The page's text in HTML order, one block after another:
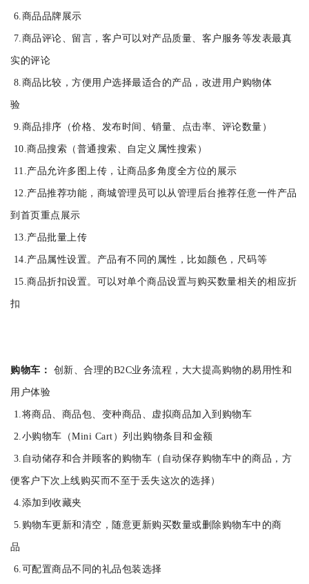
6.商品品牌展示
7.商品评论、留言，客户可以对产品质量、客户服务等发表最真
实的评论
8.商品比较，方便用户选择最适合的产品，改进用户购物体
验
9.商品排序（价格、发布时间、销量、点击率、评论数量）
10.商品搜索（普通搜索、自定义属性搜索）
11.产品允许多图上传，让商品多角度全方位的展示
12.产品推荐功能，商城管理员可以从管理后台推荐任意一件产品
到首页重点展示
13.产品批量上传
14.产品属性设置。产品有不同的属性，比如颜色，尺码等
15.商品折扣设置。可以对单个商品设置与购买数量相关的相应折
扣
购物车： 创新、合理的B2C业务流程，大大提高购物的易用性和
用户体验
1.将商品、商品包、变种商品、虚拟商品加入到购物车
2.小购物车（Mini Cart）列出购物条目和金额
3.自动储存和合并顾客的购物车（自动保存购物车中的商品，方
便客户下次上线购买而不至于丢失这次的选择）
4.添加到收藏夹
5.购物车更新和清空，随意更新购买数量或删除购物车中的商
品
6.可配置商品不同的礼品包装选择